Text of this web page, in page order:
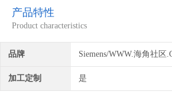
产品特性
Product characteristics
品牌 Siemens/WWW.海角社区
加工定制 是